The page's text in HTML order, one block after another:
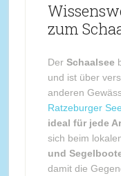
zum
Der Schaalsee
und ist über
anderen
Ratzeburger See
ideal für jede
sich beim
und
damit die